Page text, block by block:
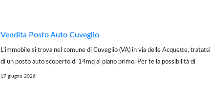
Vendita Posto Auto Cuveglio
L'immobile si trova nel comune di Cuveglio (VA) in via delle Acquette, tratatsi
di un posto auto scoperto di 14mq al piano primo. Per te la possibilità di
avere un preventivo per il mutuo a condizioni vantaggiose con i nostri
17 giugno 2026